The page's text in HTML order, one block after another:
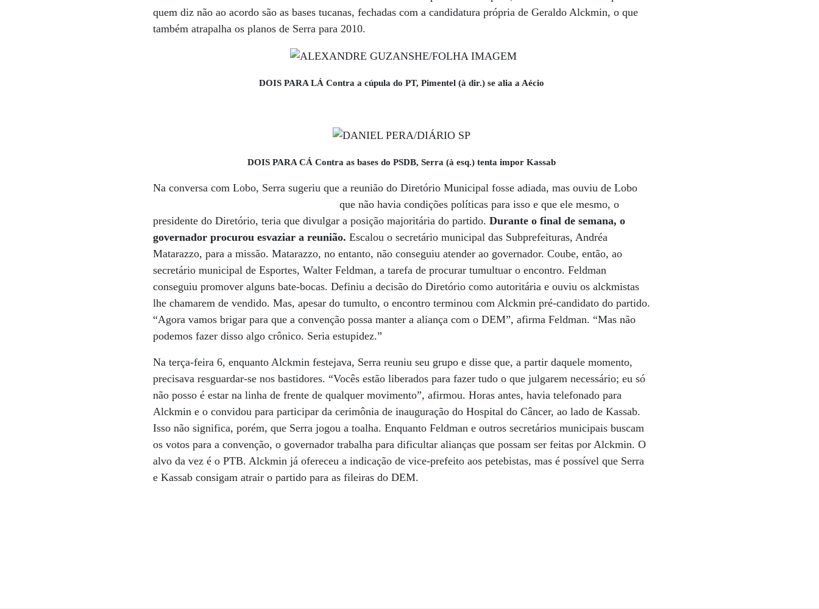
quem diz não ao acordo são as bases tucanas, fechadas com a candidatura própria de Geraldo Alckmin, o que
também atrapalha os planos de Serra para 2010.
DOIS PARA LÁ Contra a cúpula do PT, Pimentel (à dir.) se alia a Aécio
DOIS PARA CÁ Contra as bases do PSDB, Serra (à esq.) tenta impor Kassab
Na conversa com Lobo, Serra sugeriu que a reunião do Diretório Municipal fosse adiada, mas ouviu de Lobo
que não havia condições políticaspara isso e que ele mesmo, o
presidente do Diretório, teria que divulgar a posição majoritária do partido.Durante o final de semana, o
governador procurou esvaziar a reunião. Escalou o secretário municipal das Subprefeituras, Andréa
Matarazzo, para a missão. Matarazzo, no entanto, não conseguiu atender ao governador. Coube, então, ao
secretário municipal de Esportes, Walter Feldman, a tarefa de procurar tumultuar o encontro. Feldman
conseguiu promover alguns bate-bocas. Definiu a decisão do Diretório como autoritária e ouviu os alckmistas
lhe chamarem de vendido. Mas, apesar do tumulto, o encontro terminou com Alckmin pré-candidato do partido.
“Agora vamos brigar para que a convenção possa manter a aliança com o DEM”, afirma Feldman. “Mas não
podemos fazer disso algo crônico. Seria estupidez.”
Na terça-feira 6, enquanto Alckmin festejava, Serra reuniu seu grupo e disse que, a partir daquele momento,
precisava resguardar-se nos bastidores. “Vocês estão liberados para fazer tudo o que julgarem necessário; eu só
não posso é estar na linha de frente de qualquer movimento”, afirmou. Horas antes, havia telefonado para
Alckmin e o convidou para participar da cerimônia de inauguração do Hospital do Câncer, ao lado de Kassab.
Isso não significa, porém, que Serra jogou a toalha. Enquanto Feldman e outros secretários municipais buscam
os votos para a convenção, o governador trabalha para dificultar alianças que possam ser feitas por Alckmin. O
alvo da vez é o PTB. Alckmin já ofereceu a indicação de vice-prefeito aos petebistas, mas é possível que Serra
e Kassab consigam atrair o partido para as fileiras do DEM.